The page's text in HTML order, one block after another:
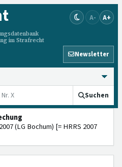
im Strafrecht
A- A+
Newsletter
Suchen
(LG Bochum) [= HRRS 2007